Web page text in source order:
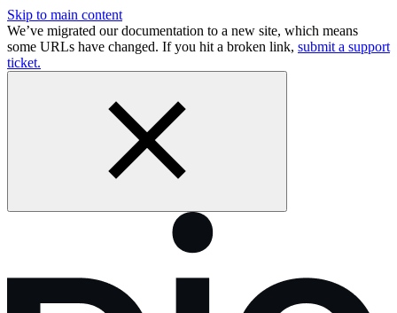
Skip to main content
We’ve migrated our documentation to a new site, which means
some URLs have changed. If you hit a broken link, submit a support
ticket.